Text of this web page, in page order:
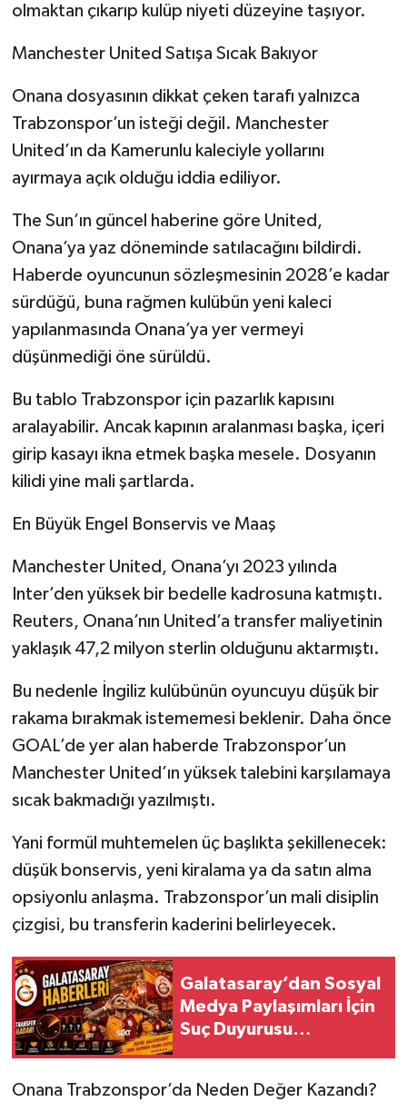
olmaktan çıkarıp kulüp niyeti düzeyine taşıyor.
Manchester United Satışa Sıcak Bakıyor
Onana dosyasının dikkat çeken tarafı yalnızca
Trabzonspor’un isteği değil. Manchester
United’ın da Kamerunlu kaleciyle yollarını
ayırmaya açık olduğu iddia ediliyor.
The Sun’ın güncel haberine göre United,
Onana’ya yaz döneminde satılacağını bildirdi.
Haberde oyuncunun sözleşmesinin 2028’e kadar
sürdüğü, buna rağmen kulübün yeni kaleci
yapılanmasında Onana’ya yer vermeyi
düşünmediği öne sürüldü.
Bu tablo Trabzonspor için pazarlık kapısını
aralayabilir. Ancak kapının aralanması başka, içeri
girip kasayı ikna etmek başka mesele. Dosyanın
kilidi yine mali şartlarda.
En Büyük Engel Bonservis ve Maaş
Manchester United, Onana’yı 2023 yılında
Inter’den yüksek bir bedelle kadrosuna katmıştı.
Reuters, Onana’nın United’a transfer maliyetinin
yaklaşık 47,2 milyon sterlin olduğunu aktarmıştı.
Bu nedenle İngiliz kulübünün oyuncuyu düşük bir
rakama bırakmak istememesi beklenir. Daha önce
GOAL’de yer alan haberde Trabzonspor’un
Manchester United’ın yüksek talebini karşılamaya
sıcak bakmadığı yazılmıştı.
Yani formül muhtemelen üç başlıkta şekillenecek:
düşük bonservis, yeni kiralama ya da satın alma
opsiyonlu anlaşma. Trabzonspor’un mali disiplin
çizgisi, bu transferin kaderini belirleyecek.
Galatasaray’dan Sosyal
Medya Paylaşımları İçin
Suç Duyurusu
Onana Trabzonspor’da Neden Değer Kazandı?